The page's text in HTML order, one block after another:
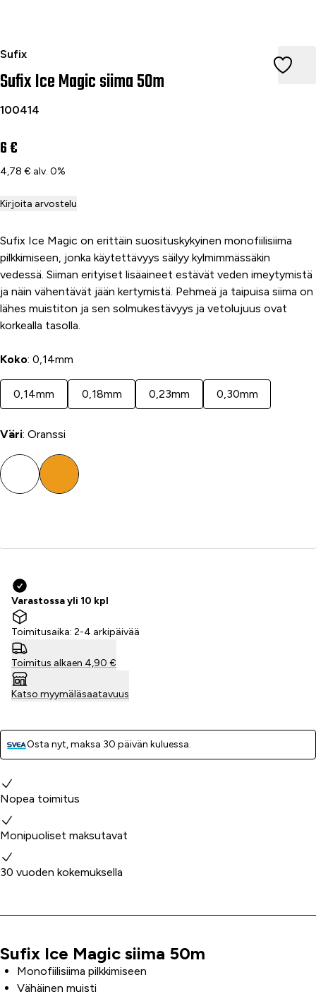
Sufix
Sufix Ice Magic siima 50m 0,14 mm/2,0kg oranssi
Sufix Ice Magic siima 50m
100414
6 €
4,78 € alv. 0%
Kirjoita arvostelu
Sufix Ice Magic on erittäin suosituskykyinen monofiilisiima
pilkkimiseen, jonka käytettävyys säilyy kylmimmässäkin
vedessä. Siiman erityiset lisäaineet estävät veden imeytymistä
ja näin vähentävät jään kertymistä. Pehmeä ja taipuisa siima on
lähes muistiton ja sen solmukestävyys ja vetolujuus ovat
korkealla tasolla.
Koko: 0,14mm
0,14mm 0,18mm 0,23mm 0,30mm
Väri: Oranssi
Varastossa yli 10 kpl
Toimitusaika: 2-4 arkipäivää
Toimitus alkaen 4,90 €
Katso myymäläsaatavuus
Osta nyt, ­maksa 30 päivän kuluessa.
Miksi valita meidät?
Nopea toimitus
Monipuoliset maksutavat
30 vuoden kokemuksella
Tuoteinfo
Sufix Ice Magic siima 50m
Monofiilisiima pilkkimiseen
Vähäinen muisti